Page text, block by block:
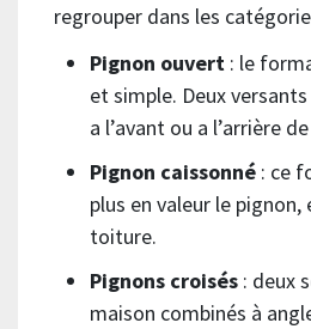
regrouper dans les
Pignon ouvert : le
et simple. Deux
a l’avant ou a l’arrière
Pignon caissonné : ce
plus en valeur le
toiture.
Pignons croisés : deux
maison combinés à